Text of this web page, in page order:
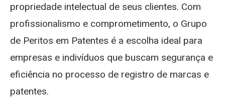
propriedade intelectual de seus clientes. Com
profissionalismo e comprometimento, o Grupo
de Peritos em Patentes é a escolha ideal para
empresas e indivíduos que buscam segurança e
eficiência no processo de registro de marcas e
patentes.